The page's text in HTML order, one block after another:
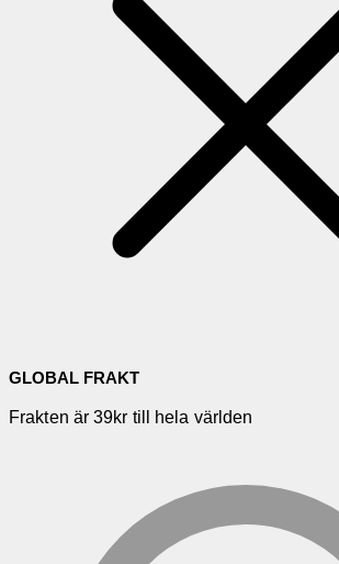
GLOBAL FRAKT
Frakten är 39kr till hela världen